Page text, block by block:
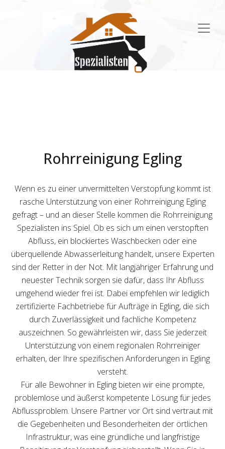
Rohrreinigung Egling
Wenn es zu einer unvermittelten Verstopfung kommt ist
rasche Unterstützung von einer Rohrreinigung Egling
gefragt – und an dieser Stelle kommen die Rohrreinigung
Spezialisten ins Spiel. Ob es sich um einen verstopften
Abfluss, ein blockiertes Waschbecken oder eine
überquellende Abwasserleitung handelt, unsere Experten
sind der Retter in der Not. Mit langjähriger Erfahrung und
neuester Technik sorgen sie dafür, dass Ihr Abfluss
umgehend wieder frei ist. Dabei empfehlen wir lediglich
zertifizierte Fachbetriebe für Aufträge in Egling, die sich
durch Zuverlässigkeit und fachliche Kompetenz
auszeichnen. So gewährleisten wir, dass Sie jederzeit
Unterstützung von einem regionalen Rohrreiniger
erhalten, der Ihre spezifischen Anforderungen in Egling
versteht.
Für alle Bewohner in Egling bieten wir eine prompte,
problemlose und äußerst kompetente Lösung für jedes
Abflussproblem. Unsere Partner vor Ort sind vertraut mit
die Gegebenheiten und Besonderheiten der örtlichen
Infrastruktur, was eine gründliche und langfristige